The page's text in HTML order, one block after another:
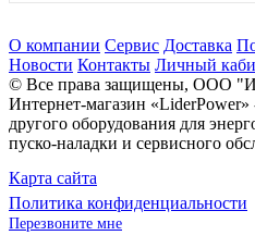
О компании Сервис Доставка
Новости Контакты Личный
© Все права защищены, ООО
Интернет-магазин «LiderPower»
другого оборудования для
пуско-наладки и сервисного
Карта сайта
Политика конфиденциальности
Перезвоните мне